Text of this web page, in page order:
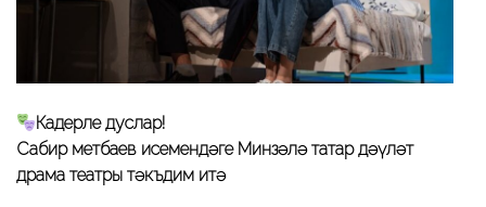
Кадерле дуслар!
Сабир Өметбаев исемендәге Минзәлә татар дәүләт
драма театры тәкъдим итә